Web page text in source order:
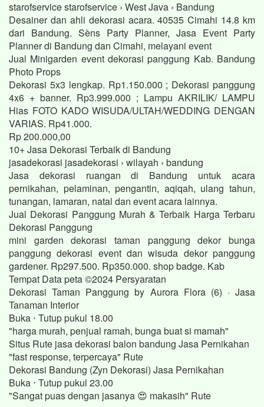
starofservice starofservice › West Java › Bandung
Desainer dan ahli dekorasi acara. 40535 Cimahi 14.8 km
dari Bandung. Sèns Party Planner, Jasa Event Party
Planner di Bandung dan Cimahi, melayani event
Jual Minigarden event dekorasi panggung Kab. Bandung
Photo Props
Dekorasi 5x3 lengkap. Rp1.150.000 ; Dekorasi panggung
4x6 + banner. Rp3.999.000 ; Lampu AKRILIK/ LAMPU
Hias FOTO KADO WISUDA/ULTAH/WEDDING DENGAN
VARIAS. Rp41.000.
Rp 200.000,00
10+ Jasa Dekorasi Terbaik di Bandung
jasadekorasi jasadekorasi › wilayah › bandung
Jasa dekorasi ruangan di Bandung untuk acara
pernikahan, pelaminan, pengantin, aqiqah, ulang tahun,
tunangan, lamaran, natal dan event acara lainnya.
Jual Dekorasi Panggung Murah & Terbaik Harga Terbaru
Dekorasi Panggung
mini garden dekorasi taman panggung dekor bunga
panggung dekorasi event dan wisuda dekor panggung
gardener. Rp297.500. Rp350.000. shop badge. Kab
Tempat Data peta ©2024 Persyaratan
Dekorasi Taman Panggung by Aurora Flora (6) · Jasa
Tanaman Interior
Buka ⋅ Tutup pukul 18.00
"harga murah, penjual ramah, bunga buat si mamah"
Situs Rute jasa dekorasi balon bandung Jasa Pernikahan
"fast response, terpercaya" Rute
Dekorasi Bandung (Zyn Dekorasi) Jasa Pernikahan
Buka ⋅ Tutup pukul 23.00
"Sangat puas dengan jasanya 😍 makasih" Rute